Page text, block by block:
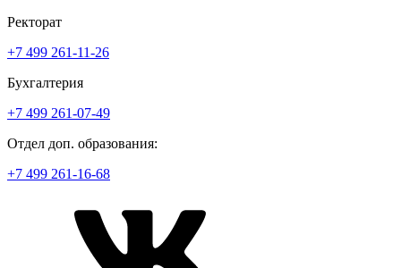
Ректорат
+7 499 261-11-26
Бухгалтерия
+7 499 261-07-49
Отдел доп. образования:
+7 499 261-16-68